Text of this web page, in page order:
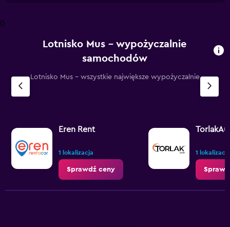
0
Lotnisko Mus – wypożyczalnie
samochodów
Lotnisko Mus – wszystkie największe wypożyczalnie
Eren Rent
1 lokalizacja
Sprawdź ceny
1 lokalizacja